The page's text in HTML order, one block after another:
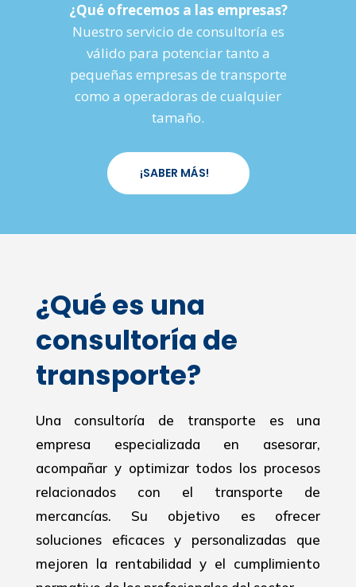
¿Qué ofrecemos a las empresas?
Nuestro servicio de consultoría es
válido para potenciar tanto a
pequeñas empresas de transporte
como a operadoras de cualquier
tamaño.
¡SABER MÁS!
¿Qué es una
consultoría de
transporte?
Una consultoría de transporte es una
empresa especializada en asesorar,
acompañar y optimizar todos los procesos
relacionados con el transporte de
mercancías. Su objetivo es ofrecer
soluciones eficaces y personalizadas que
mejoren la rentabilidad y el cumplimiento